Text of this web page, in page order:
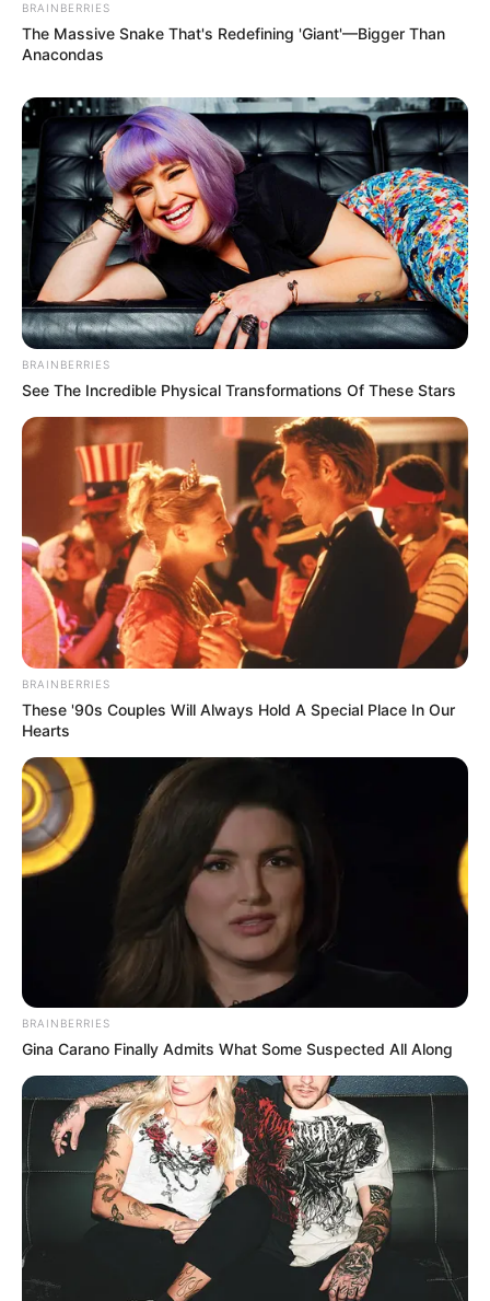
BRAINBERRIES
The Massive Snake That's Redefining 'Giant'—Bigger Than
Anacondas
BRAINBERRIES
See The Incredible Physical Transformations Of These Stars
BRAINBERRIES
These '90s Couples Will Always Hold A Special Place In Our
Hearts
BRAINBERRIES
Gina Carano Finally Admits What Some Suspected All Along